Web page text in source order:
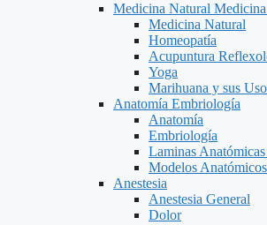
Medicina Natural
Medicina Natural
Homeopatía
Acupuntura
Yoga
Marihuana y sus
Anatomía Embriología
Anatomía
Embriología
Laminas
Modelos
Anestesia
Anestesia General
Dolor